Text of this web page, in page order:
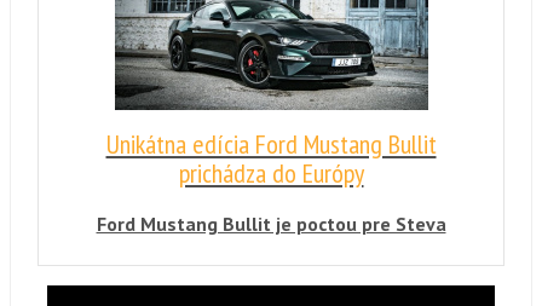
totiž vyrobí málo.
Unikátna edícia Ford Mustang Bullit
prichádza do Európy
Ford Mustang Bullit je poctou pre Steva
filmu Bullitov prípad z roku 1968.